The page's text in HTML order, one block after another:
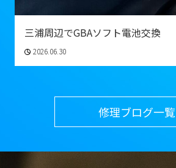
三浦周辺でGBAソフト電池交換
2026.06.30
修理ブログ一覧